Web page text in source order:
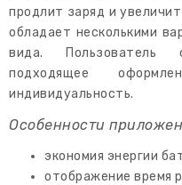
продлит заряд и
обладает несколькими
вида. Пользователь
подходящее
индивидуальность.
Особенности
экономия энергии
отображение время